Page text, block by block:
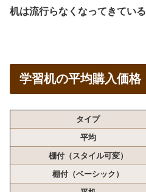
机は流行らなくなってきている
学習机の平均購入価格
タイプ
平均
棚付（スタイル可変）
棚付（ベーシック）